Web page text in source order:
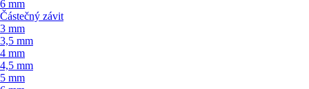
6 mm
Částečný závit
3 mm
3,5 mm
4 mm
4,5 mm
5 mm